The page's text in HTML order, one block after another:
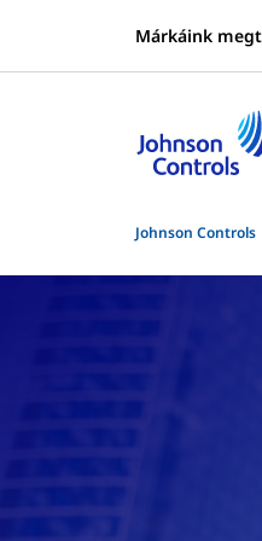
Márkáink
Johnson Controls